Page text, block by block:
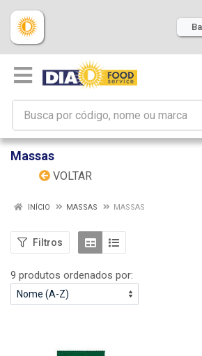
Massas
VOLTAR
INÍCIO MASSAS MASSAS
Filtros
9 produtos ordenados por: